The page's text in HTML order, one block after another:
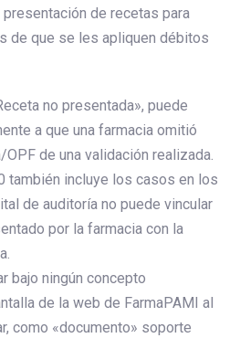
de recetas para
de que se les apliquen débitos
no presentada», puede
a que una farmacia omitió
de una validación realizada.
también incluye los casos en los
de auditoría no puede vincular
por la farmacia con la
bajo ningún concepto
de la web de FarmaPAMI al
como «documento» soporte